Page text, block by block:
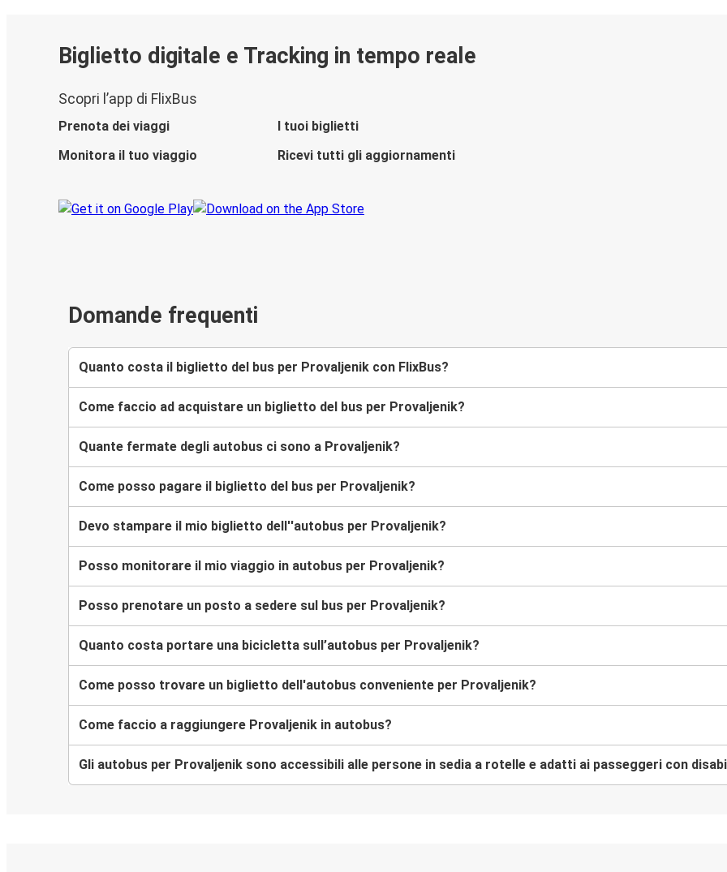
Biglietto digitale e Tracking in tempo reale
Scopri l’app di FlixBus
Prenota dei viaggi
I tuoi biglietti
Monitora il tuo viaggio
Ricevi tutti gli aggiornamenti
Domande frequenti
Quanto costa il biglietto del bus per Provaljenik con FlixBus?
Come faccio ad acquistare un biglietto del bus per Provaljenik?
Quante fermate degli autobus ci sono a Provaljenik?
Come posso pagare il biglietto del bus per Provaljenik?
Devo stampare il mio biglietto dell''autobus per Provaljenik?
Posso monitorare il mio viaggio in autobus per Provaljenik?
Posso prenotare un posto a sedere sul bus per Provaljenik?
Quanto costa portare una bicicletta sull’autobus per Provaljenik?
Come posso trovare un biglietto dell'autobus conveniente per Provaljenik?
Come faccio a raggiungere Provaljenik in autobus?
Gli autobus per Provaljenik sono accessibili alle persone in sedia a rotelle e adatti ai passeggeri con